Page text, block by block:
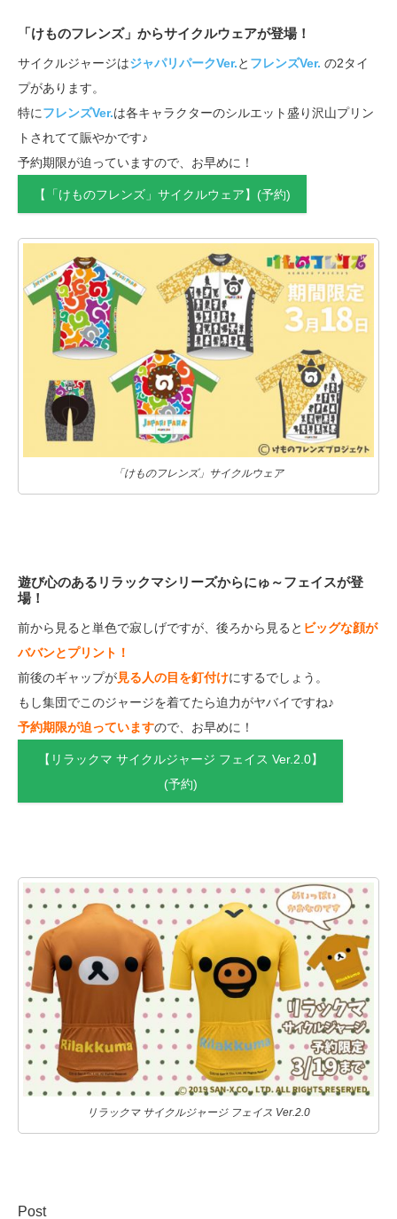
「けものフレンズ」からサイクルウェアが登場！
サイクルジャージはジャパリパークVer.と フレンズVer. の2タイ
プがあります。
特にフレンズVer.は各キャラクターのシルエット盛り沢山プリン
トされてて賑やかです♪
予約期限が迫っていますので、お早めに！
【「けものフレンズ」サイクルウェア】(予約)
「けものフレンズ」サイクルウェア
遊び心のあるリラックマシリーズからにゅ～フェイスが登
場！
前から見ると単色で寂しげですが、後ろから見ると ビッグな顔が
ババンとプリント！
前後のギャップが見る人の目を釘付けにするでしょう。
もし集団でこのジャージを着てたら迫力がヤバイですね♪
予約期限が迫っていますので、お早めに！
【リラックマ サイクルジャージ フェイス Ver.2.0】
(予約)
リラックマ サイクルジャージ フェイス Ver.2.0
Post